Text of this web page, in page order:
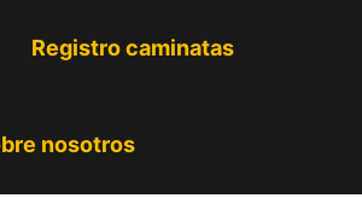
Registro caminatas
nosotros